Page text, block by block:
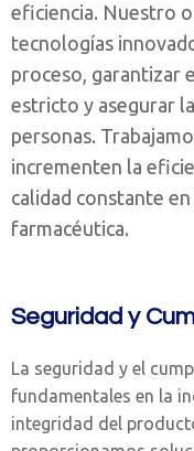
eficiencia. Nuestro
tecnologías
proceso, garantizar
estricto y asegurar
personas.
incrementen la
calidad constante
farmacéutica.
Seguridad y
La seguridad y el
fundamentales en la
integridad del